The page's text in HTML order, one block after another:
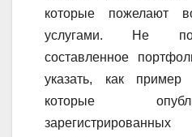
которые пожелают
услугами. Не
составленное
указать, как
которые